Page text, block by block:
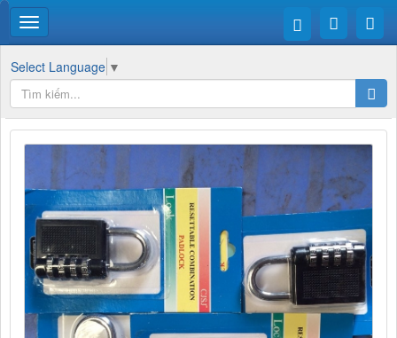
Select Language ▼